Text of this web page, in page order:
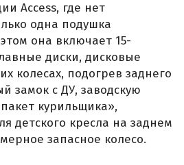
Access, где нет
одна подушка
она включает 15-
диски, дисковые
колесах, подогрев заднего
замок с ДУ, заводскую
курильщика»,
детского кресла на заднем
запасное колесо.